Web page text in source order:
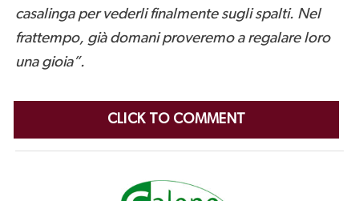
casalinga per vederli finalmente sugli spalti. Nel
frattempo, già domani proveremo a regalare loro
una gioia”.
CLICK TO COMMENT